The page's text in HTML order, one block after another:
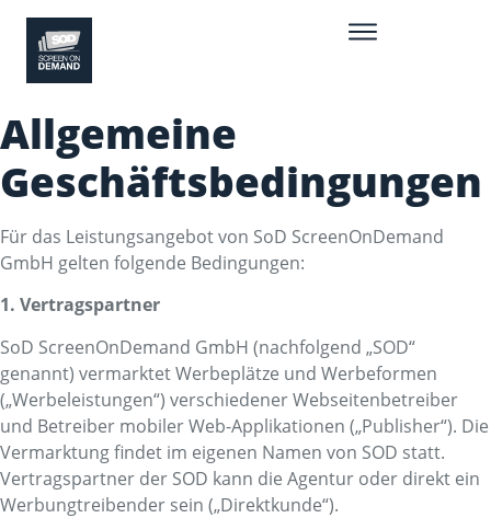
Allgemeine
Geschäftsbedingungen
Für das Leistungsangebot von SoD ScreenOnDemand
GmbH gelten folgende Bedingungen:
1. Vertragspartner
SoD ScreenOnDemand GmbH (nachfolgend „SOD“
genannt) vermarktet Werbeplätze und Werbeformen
(„Werbeleistungen“) verschiedener Webseitenbetreiber
und Betreiber mobiler Web-Applikationen („Publisher“). Die
Vermarktung findet im eigenen Namen von SOD statt.
Vertragspartner der SOD kann die Agentur oder direkt ein
Werbungtreibender sein („Direktkunde“).